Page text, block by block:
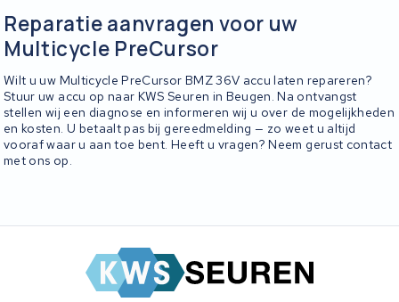
Reparatie aanvragen voor uw
Multicycle PreCursor
Wilt u uw Multicycle PreCursor BMZ 36V accu laten repareren?
Stuur uw accu op naar KWS Seuren in Beugen. Na ontvangst
stellen wij een diagnose en informeren wij u over de mogelijkheden
en kosten. U betaalt pas bij gereedmelding — zo weet u altijd
vooraf waar u aan toe bent. Heeft u vragen? Neem gerust contact
met ons op.